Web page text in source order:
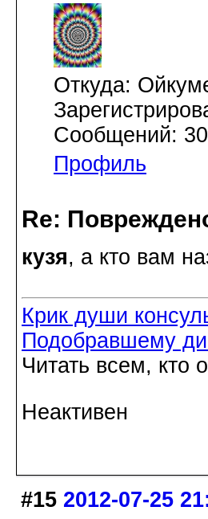
Откуда:
Сообщений:
Профиль
Re:
кузя, а кто вам
Крик души
Подобравшему
Читать всем, кто
Неактивен
#15 2012-07-25